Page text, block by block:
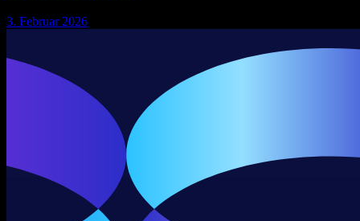
3. Februar 2026